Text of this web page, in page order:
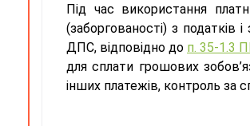
Під час використання
(заборгованості) з податків
ДПС, відповідно до п. 35-1.3
для сплати грошових
інших платежів, контроль за